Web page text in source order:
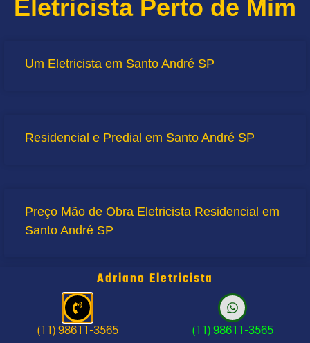
Eletricista Perto de Mim
Um Eletricista em Santo André SP
Residencial e Predial em Santo André SP
Preço Mão de Obra Eletricista Residencial em
Santo André SP
Adriano Eletricista
(11) 98611-3565 (11) 98611-3565